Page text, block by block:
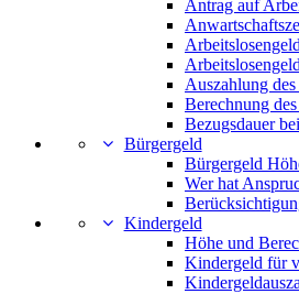
Antrag auf
Auszahlung
Berechnung
Bezugsdauer
Bürgergeld
Bürgergeld
Wer hat
Kindergeld
Höhe und
Kindergeld für